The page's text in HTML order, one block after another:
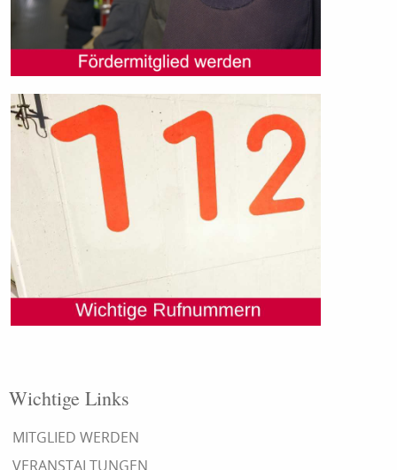
Wichtige Links
MITGLIED WERDEN
VERANSTALTUNGEN